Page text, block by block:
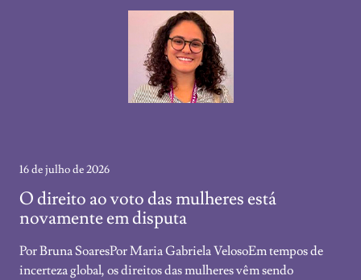
16 de julho de 2026
O direito ao voto das mulheres está
novamente em disputa
Por Bruna SoaresPor Maria Gabriela VelosoEm tempos de
incerteza global, os direitos das mulheres vêm sendo